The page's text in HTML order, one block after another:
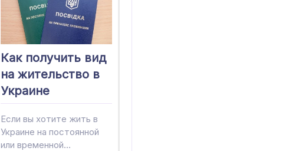
Как получить вид
на жительство в
Украине
Если вы хотите жить в
Украине на постоянной
или временной…